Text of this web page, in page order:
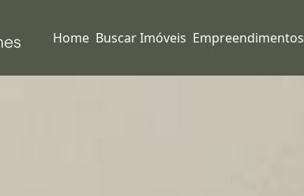
Home Buscar Imóveis Empreendimentos